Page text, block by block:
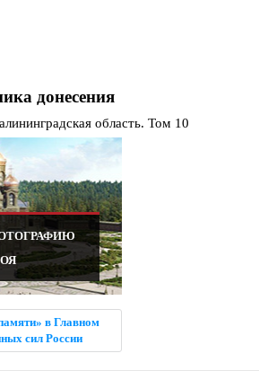
донесения
область. Том 10
в Главном
сил России